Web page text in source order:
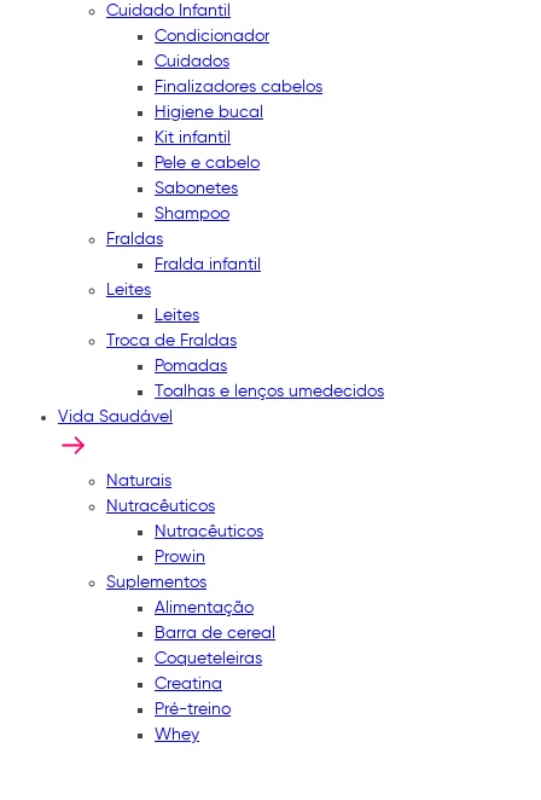
Cuidado Infantil
Condicionador
Cuidados
Finalizadores cabelos
Higiene bucal
Kit infantil
Pele e cabelo
Sabonetes
Shampoo
Fraldas
Fralda infantil
Leites
Leites
Troca de Fraldas
Pomadas
Toalhas e lenços umedecidos
Vida Saudável
Naturais
Nutracêuticos
Nutracêuticos
Prowin
Suplementos
Alimentação
Barra de cereal
Coqueteleiras
Creatina
Pré-treino
Whey